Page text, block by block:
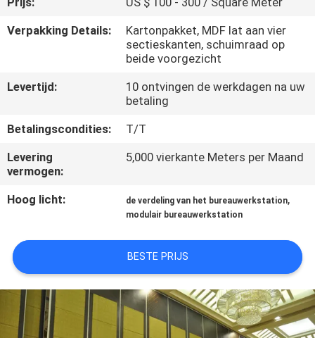
CONTACTEER
ONS
NIEUWS
VERZOEK
OM
EEN
CITAAT
SITEMAP
PRIVACY
POLICY
Verpakking Details:
Kartonpakket, MDF lat aan vier
sectieskanten, schuimraad op
beide voorgezicht
Levertijd:
10 ontvingen de werkdagen na uw
betaling
Betalingscondities:
T/T
Levering
vermogen:
5,000 vierkante Meters per Maand
Hoog licht: de verdeling van het bureauwerkstation,
modulair bureauwerkstation
BESTE PRIJS